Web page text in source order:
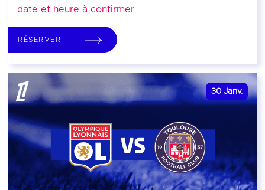
date et heure à confirmer
RÉSERVER
30 Janv.